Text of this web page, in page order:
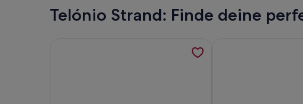
Telónio Strand: Finde deine